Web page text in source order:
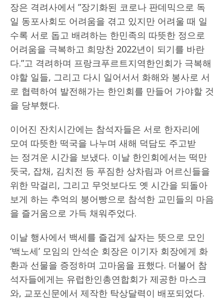
장은 격려사에서 ”장기화된 코로나 판데믹으로 독
일 동포사회도 어려움을 겪고 있지만 어려울 때 일
수록 서로 돕고 배려하는 한민족의 따뜻한 정으로
어려움을 극복하고 희망찬 2022년이 되기를 바란
다.”고 격려하며 프랑크푸르트지역한인회가 극복해
야할 일들, 그리고 다시 일어서서 화해와 봉사로 서
로 협력하여 발전해가는 한인회를 만들어 가야할 것
을 당부했다.
이어진 잔치시간에는 참석자들은 서로 한자리에
모여 따뜻한 떡국을 나누며 새해 덕담도 주고받
는 정겨운 시간을 보냈다. 이날 한인회에서는 떡만
둣국, 잡채, 김치전 등 푸짐한 상차림과 어르신들을
위한 막걸리, 그리고 무엇보다도 옛 시간을 되돌아
보게 하는 추억의 붕어빵으로 참석한 교민들의 마음
을 즐거움으로 가득 채워주었다.
이날 행사에서 백세를 즐겁게 살자는 뜻으로 모인
‘백노세’ 모임의 안석순 회장은 이기자 회장에게 화
환과 선물을 증정하며 고마움을 표했다. 더불어 참
석자들에게는 유럽한인총연합회가 제공한 마스크
와, 교포신문에서 제작한 탁상달력이 배포되었다.